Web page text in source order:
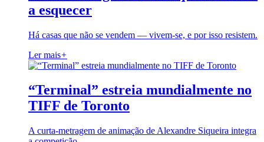
a esquecer
Há casas que não se vendem — vivem-se, e por isso resistem.
Ler mais+
“Terminal” estreia mundialmente no
TIFF de Toronto
A curta-metragem de animação de Alexandre Siqueira integra